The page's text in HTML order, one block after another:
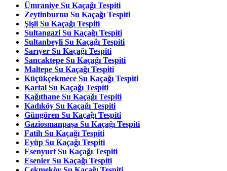
Ümraniye Su Kaçağı Tespiti
Zeytinburnu Su Kaçağı Tespiti
Şişli Su Kaçağı Tespiti
Sultangazi Su Kaçağı Tespiti
Sultanbeyli Su Kaçağı Tespiti
Sarıyer Su Kaçağı Tespiti
Sancaktepe Su Kaçağı Tespiti
Maltepe Su Kaçağı Tespiti
Küçükçekmece Su Kaçağı Tespiti
Kartal Su Kaçağı Tespiti
Kağıthane Su Kaçağı Tespiti
Kadıköy Su Kaçağı Tespiti
Güngören Su Kaçağı Tespiti
Gaziosmanpaşa Su Kaçağı Tespiti
Fatih Su Kaçağı Tespiti
Eyüp Su Kaçağı Tespiti
Esenyurt Su Kaçağı Tespiti
Esenler Su Kaçağı Tespiti